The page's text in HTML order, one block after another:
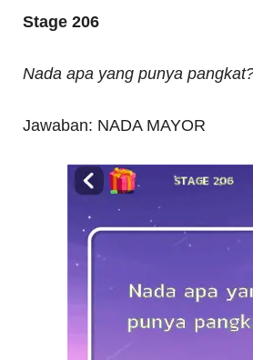
Stage 206
Nada apa yang punya
Jawaban: NADA MAYOR